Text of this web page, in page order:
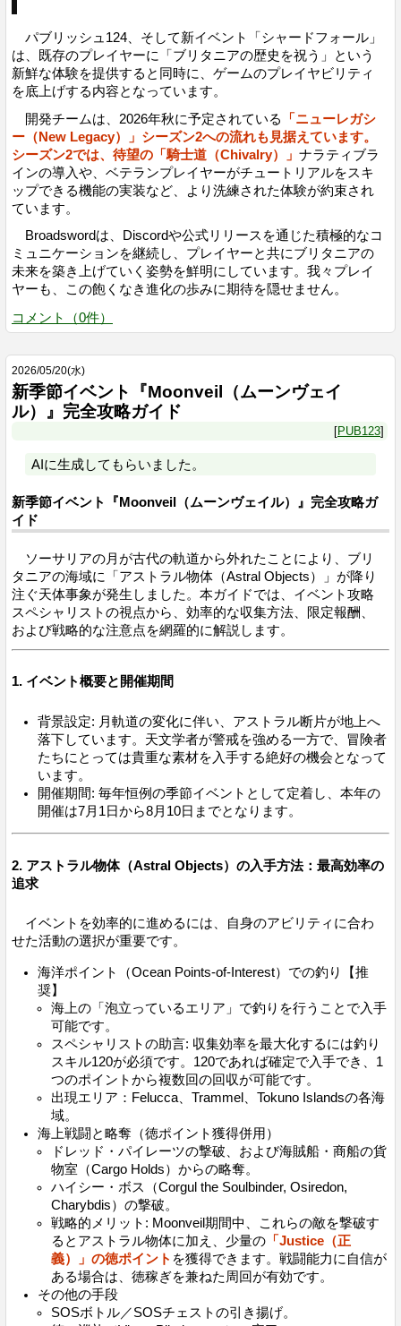
パブリッシュ124、そして新イベント「シャードフォール」
は、既存のプレイヤーに「ブリタニアの歴史を祝う」という
新鮮な体験を提供すると同時に、ゲームのプレイヤビリティ
を底上げする内容となっています。
開発チームは、2026年秋に予定されている
「ニューレガシ
ー（New Legacy）」シーズン2への流れも見据えています。
シーズン2では、待望の「騎士道（Chivalry）」 ナラティブラ
インの導入や、ベテランプレイヤーがチュートリアルをスキ
ップできる機能の実装など、より洗練された体験が約束され
ています。
Broadswordは、Discordや公式リリースを通じた積極的なコ
ミュニケーションを継続し、プレイヤーと共にブリタニアの
未来を築き上げていく姿勢を鮮明にしています。我々プレイ
ヤーも、この飽くなき進化の歩みに期待を隠せません。
コメント （0件）
2026/05/20(水)
新季節イベント『Moonveil（ムーンヴェイ
ル）』完全攻略ガイド
PUB123
AIに生成してもらいました。
新季節イベント『Moonveil（ムーンヴェイル）』完全攻略ガ
イド
ソーサリアの月が古代の軌道から外れたことにより、ブリ
タニアの海域に「アストラル物体（Astral Objects）」が降り
注ぐ天体事象が発生しました。本ガイドでは、イベント攻略
スペシャリストの視点から、効率的な収集方法、限定報酬、
および戦略的な注意点を網羅的に解説します。
1. イベント概要と開催期間
背景設定: 月軌道の変化に伴い、アストラル断片が地上へ
落下しています。天文学者が警戒を強める一方で、冒険者
たちにとっては貴重な素材を入手する絶好の機会となって
います。
開催期間: 毎年恒例の季節イベントとして定着し、本年の
開催は7月1日から8月10日までとなります。
2. アストラル物体（Astral Objects）の入手方法：最高効率の
追求
イベントを効率的に進めるには、自身のアビリティに合わ
せた活動の選択が重要です。
海洋ポイント（Ocean Points-of-Interest）での釣り【推
奨】
海上の「泡立っているエリア」で釣りを行うことで入手
可能です。
スペシャリストの助言: 収集効率を最大化するには釣り
スキル120が必須です。120であれば確定で入手でき、1
つのポイントから複数回の回収が可能です。
出現エリア：Felucca、Trammel、Tokuno Islandsの各海
域。
海上戦闘と略奪（徳ポイント獲得併用）
ドレッド・パイレーツの撃破、および海賊船・商船の貨
物室（Cargo Holds）からの略奪。
ハイシー・ボス（Corgul the Soulbinder, Osiredon,
Charybdis）の撃破。
戦略的メリット: Moonveil期間中、これらの敵を撃破す
るとアストラル物体に加え、少量の「Justice（正
義）」の徳ポイント を獲得できます。戦闘能力に自信が
ある場合は、徳稼ぎを兼ねた周回が有効です。
その他の手段
SOSボトル／SOSチェストの引き揚げ。